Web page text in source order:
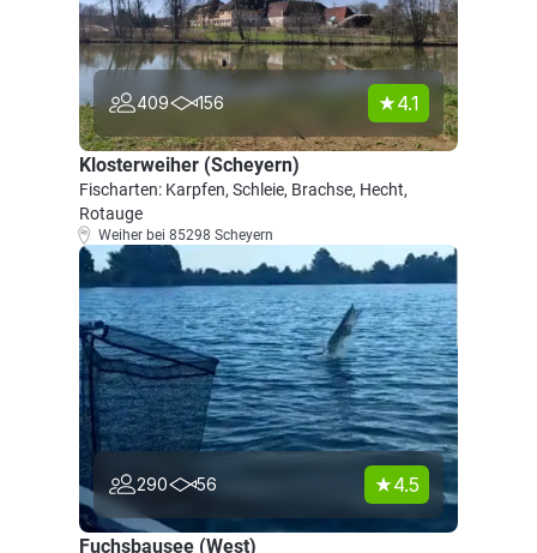
409 156 4.1
Klosterweiher (Scheyern)
Fischarten: Karpfen, Schleie, Brachse, Hecht,
Rotauge
Weiher bei 85298 Scheyern
290 56 4.5
Fuchsbausee (West)